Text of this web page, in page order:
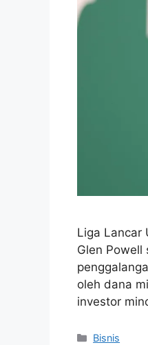
Liga Lancar
Glen Powell
oleh dana
investor
Kategori
Bisnis